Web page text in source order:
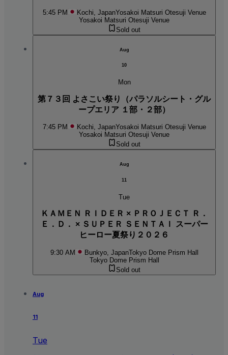
5:45 PM Kochi, JapanYosakoi Matsuri Otesuji Venue
Yosakoi Matsuri Otesuji Venue
Sold out
Aug
10
Mon
第７３回 よさこい祭り（パラソルシート・グル
ープエリア １部・２部）
7:45 PM Kochi, JapanYosakoi Matsuri Otesuji Venue
Yosakoi Matsuri Otesuji Venue
Sold out
Aug
11
Tue
ＫＡＭＥＮ ＲＩＤＥＲ × ＰＲＯＪＥＣＴ Ｒ．
Ｅ．Ｄ． × ＳＵＰＥＲ ＳＥＮＴＡＩ スーパー
ヒーロー夏祭り２０２６
9:30 AM Bunkyo, JapanTokyo Dome Prism Hall
Tokyo Dome Prism Hall
Sold out
Aug
11
Tue